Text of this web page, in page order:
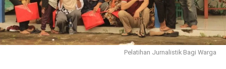
Pelatihan Jurnalistik Bagi Warga